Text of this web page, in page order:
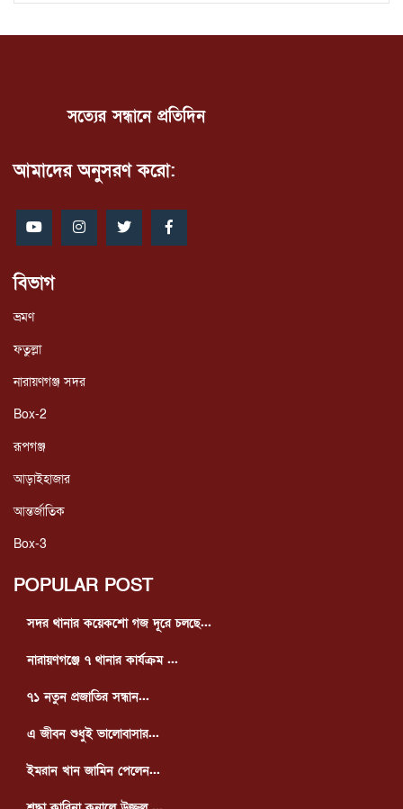
সত্যের সন্ধানে প্রতিদিন
আমাদের অনুসরণ করো:
বিভাগ
ভ্রমণ
ফতুল্লা
নারায়ণগঞ্জ সদর
Box-2
রূপগঞ্জ
আড়াইহাজার
আন্তর্জাতিক
Box-3
POPULAR POST
সদর থানার কয়েকশো গজ দূরে চলছে...
নারায়ণগঞ্জে ৭ থানার কার্যক্রম ...
৭১ নতুন প্রজাতির সন্ধান...
এ জীবন শুধুই ভালোবাসার...
ইমরান খান জামিন পেলেন...